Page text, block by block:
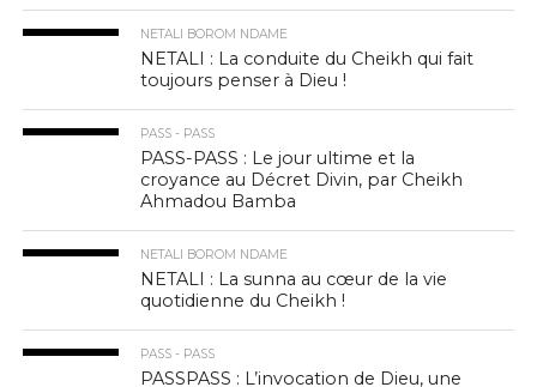
NETALI BOROM NDAME
NETALI : La conduite du Cheikh qui fait
toujours penser à Dieu !
PASS - PASS
PASS-PASS : Le jour ultime et la
croyance au Décret Divin, par Cheikh
Ahmadou Bamba
NETALI BOROM NDAME
NETALI : La sunna au cœur de la vie
quotidienne du Cheikh !
PASS - PASS
PASSPASS : L’invocation de Dieu, une